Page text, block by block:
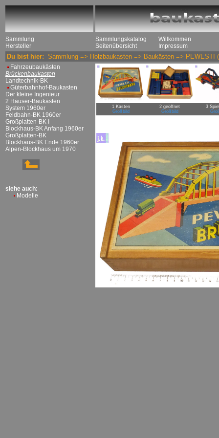
Sammlung
Hersteller
Sammlungskatalog
Seitenübersicht
Willkommen
Impressum
Du bist hier: Sammlung => Holzbaukasten => Baukästen => PEWESTI
Fahrzeubaukästen
Brückenbaukasten
Landtechnik-BK
Güterbahnhof-Baukasten
Der kleine Ingenieur
2 Häuser-Baukästen
System 1960er
Feldbahn-BK 1960er
Großplatten-BK I
Blockhaus-BK Anfang 1960er
Großplatten-BK
Blockhaus-BK Ende 1960er
Alpen-Blockhaus um 1970
siehe auch:
Modelle
1 Kasten
Großbild
2 geöffnet
Großbild
3